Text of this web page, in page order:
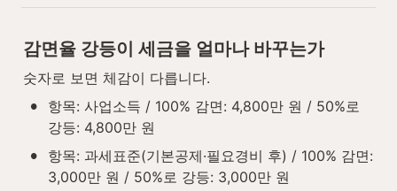
감면율 강등이 세금을 얼마나 바꾸는가
숫자로 보면 체감이 다릅니다.
•
항목: 사업소득 / 100% 감면: 4,800만 원 / 50%로
강등: 4,800만 원
•
항목: 과세표준(기본공제·필요경비 후) / 100% 감면:
3,000만 원 / 50%로 강등: 3,000만 원